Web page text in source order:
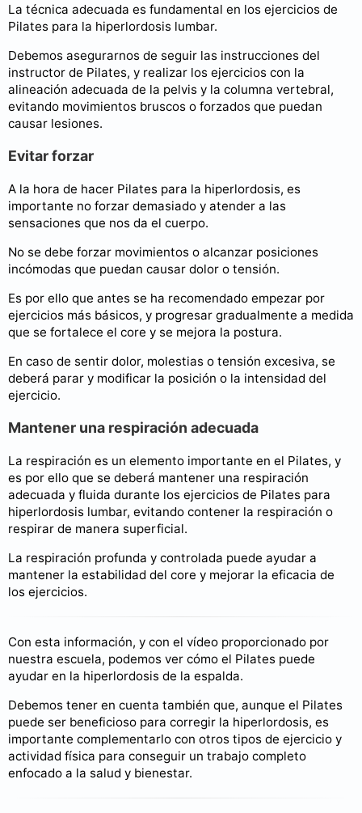
La técnica adecuada es fundamental en los ejercicios de
Pilates para la hiperlordosis lumbar.
Debemos asegurarnos de seguir las instrucciones del
instructor de Pilates, y realizar los ejercicios con la
alineación adecuada de la pelvis y la columna vertebral,
evitando movimientos bruscos o forzados que puedan
causar lesiones.
Evitar forzar
A la hora de hacer Pilates para la hiperlordosis, es
importante no forzar demasiado y atender a las
sensaciones que nos da el cuerpo.
No se debe forzar movimientos o alcanzar posiciones
incómodas que puedan causar dolor o tensión.
Es por ello que antes se ha recomendado empezar por
ejercicios más básicos, y progresar gradualmente a medida
que se fortalece el core y se mejora la postura.
En caso de sentir dolor, molestias o tensión excesiva, se
deberá parar y modificar la posición o la intensidad del
ejercicio.
Mantener una respiración adecuada
La respiración es un elemento importante en el Pilates, y
es por ello que se deberá mantener una respiración
adecuada y fluida durante los ejercicios de Pilates para
hiperlordosis lumbar, evitando contener la respiración o
respirar de manera superficial.
La respiración profunda y controlada puede ayudar a
mantener la estabilidad del core y mejorar la eficacia de
los ejercicios.
Con esta información, y con el vídeo proporcionado por
nuestra escuela, podemos ver cómo el Pilates puede
ayudar en la hiperlordosis de la espalda.
Debemos tener en cuenta también que, aunque el Pilates
puede ser beneficioso para corregir la hiperlordosis, es
importante complementarlo con otros tipos de ejercicio y
actividad física para conseguir un trabajo completo
enfocado a la salud y bienestar.